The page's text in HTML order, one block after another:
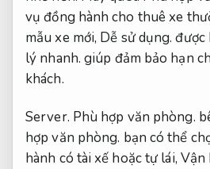
vụ đồng hành cho thuê xe
mẫu xe mới, Dễ sử dụng. được
lý nhanh. giúp đảm bảo hạn
khách.
Server. Phù hợp văn phòng.
hợp văn phòng. bạn có thể
hành có tài xế hoặc tự lái, Vận